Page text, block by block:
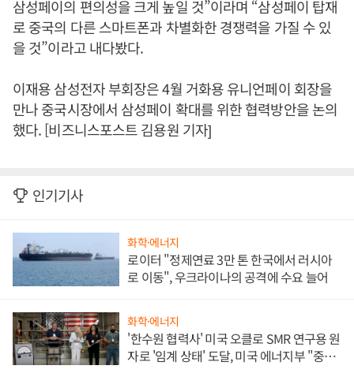
삼성페이의 편의성을 크게 높일 것”이라며 “삼성페이 탑재
로 중국의 다른 스마트폰과 차별화한 경쟁력을 가질 수 있
을 것”이라고 내다봤다.
이재용 삼성전자 부회장은 4월 거화용 유니언페이 회장을
만나 중국시장에서 삼성페이 확대를 위한 협력방안을 논의
했다. [비즈니스포스트 김용원 기자]
인기기사
화학·에너지
로이터 "정제연료 3만 톤 한국에서 러시아
로 이동", 우크라이나의 공격에 수요 늘어
화학·에너지
'한수원 협력사' 미국 오클로 SMR 연구용 원
자로 '임계 상태' 도달, 미국 에너지부 "중요